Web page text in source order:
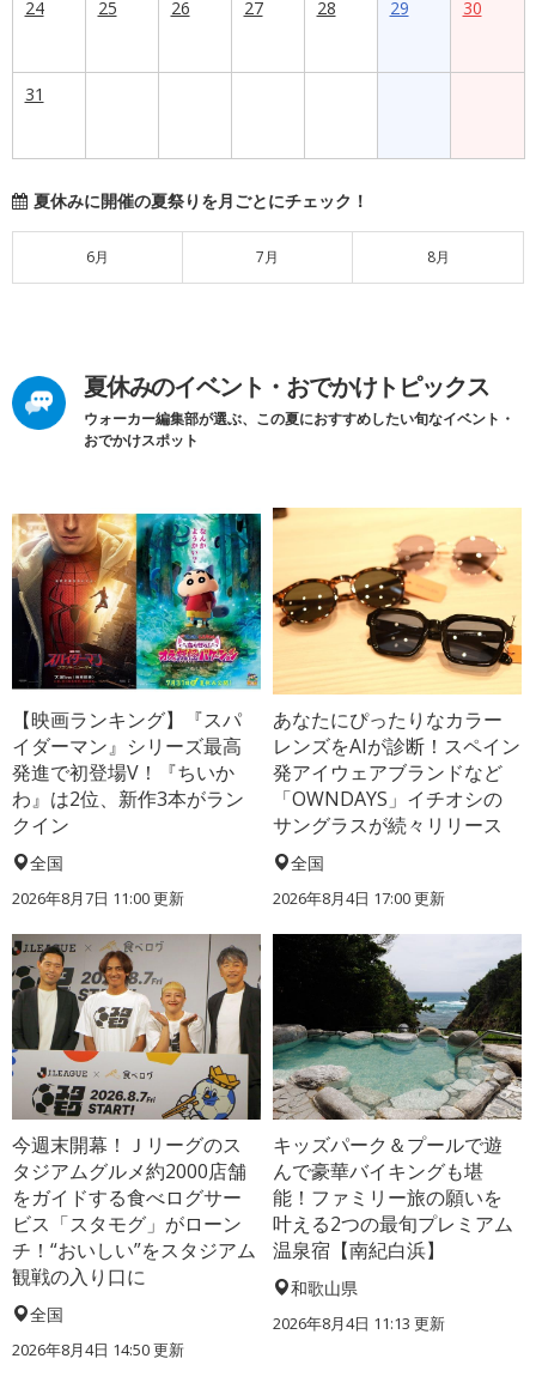
24 25 26 27 28 29 30
31
夏休みに開催の夏祭りを月ごとにチェック！
6月 7月 8月
夏休みのイベント・おでかけトピックス
ウォーカー編集部が選ぶ、この夏におすすめしたい旬なイベント・
おでかけスポット
【映画ランキング】『スパ
イダーマン』シリーズ最高
発進で初登場V！『ちいか
わ』は2位、新作3本がラン
クイン
全国
2026年8月7日 11:00更新
あなたにぴったりなカラー
レンズをAIが診断！スペイン
発アイウェアブランドなど
「OWNDAYS」イチオシの
サングラスが続々リリース
全国
2026年8月4日 17:00更新
今週末開幕！Ｊリーグのス
タジアムグルメ約2000店舗
をガイドする食べログサー
ビス「スタモグ」がローン
チ！“おいしい”をスタジアム
観戦の入り口に
全国
2026年8月4日 14:50更新
キッズパーク＆プールで遊
んで豪華バイキングも堪
能！ファミリー旅の願いを
叶える2つの最旬プレミアム
温泉宿【南紀白浜】
和歌山県
2026年8月4日 11:13 更新